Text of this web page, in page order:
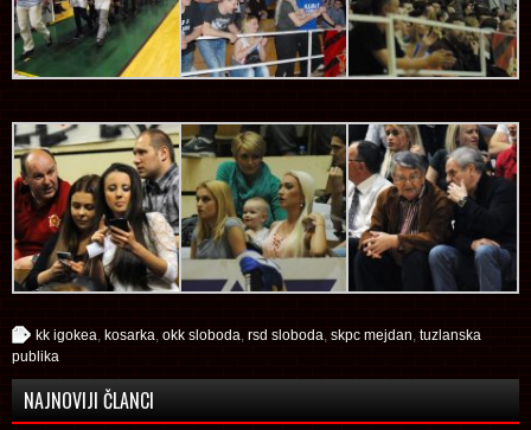
kk igokea, kosarka, okk sloboda, rsd sloboda, skpc mejdan, tuzlanska
publika
NAJNOVIJI ČLANCI